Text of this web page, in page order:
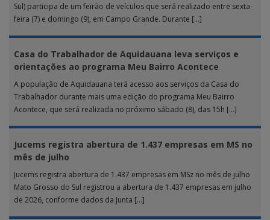
Sul) participa de um feirão de veículos que será realizado entre sexta-
feira (7) e domingo (9), em Campo Grande. Durante […]
Casa do Trabalhador de Aquidauana leva serviços e
orientações ao programa Meu Bairro Acontece
A população de Aquidauana terá acesso aos serviços da Casa do
Trabalhador durante mais uma edição do programa Meu Bairro
Acontece, que será realizada no próximo sábado (8), das 15h […]
Jucems registra abertura de 1.437 empresas em MS no
mês de julho
Jucems registra abertura de 1.437 empresas em MSz no mês de julho
Mato Grosso do Sul registrou a abertura de 1.437 empresas em julho
de 2026, conforme dados da Junta […]